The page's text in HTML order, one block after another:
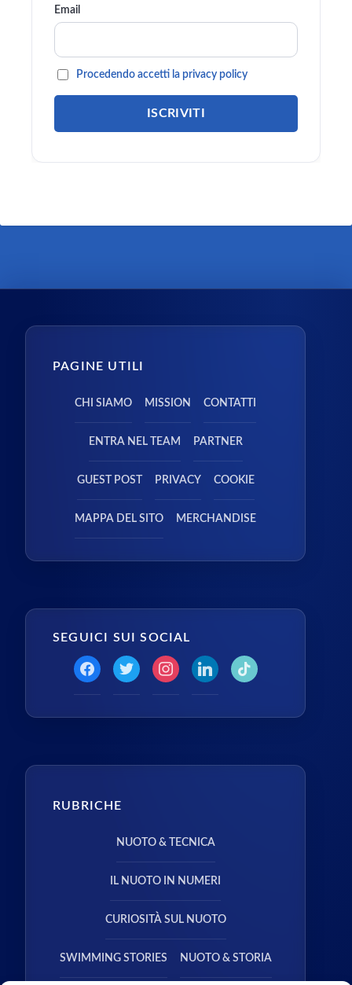
Email
Procedendo accetti la privacy policy
PAGINE UTILI
CHI SIAMO MISSION CONTATTI
ENTRA NEL TEAM PARTNER
GUEST POST PRIVACY COOKIE
MAPPA DEL SITO MERCHANDISE
SEGUICI SUI SOCIAL
RUBRICHE
NUOTO & TECNICA
IL NUOTO IN NUMERI
CURIOSITÀ SUL NUOTO
SWIMMING STORIES NUOTO & STORIA